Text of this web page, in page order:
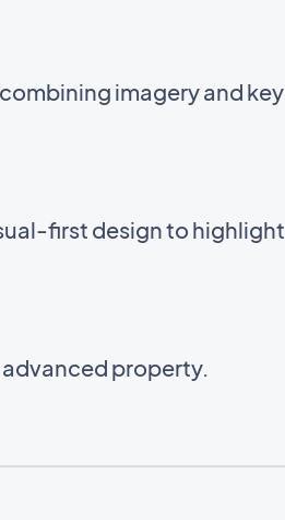
imagery and key
first design to highlight
property.